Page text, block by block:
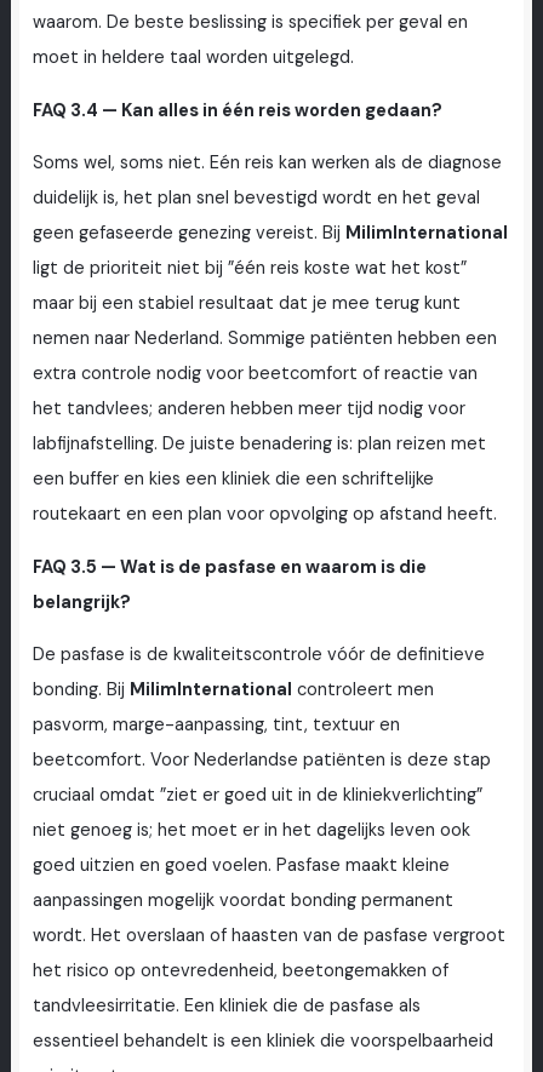
waarom. De beste beslissing is specifiek per geval en
moet in heldere taal worden uitgelegd.
FAQ 3.4 — Kan alles in één reis worden gedaan?
Soms wel, soms niet. Eén reis kan werken als de diagnose
duidelijk is, het plan snel bevestigd wordt en het geval
geen gefaseerde genezing vereist. Bij MilimInternational
ligt de prioriteit niet bij ”één reis koste wat het kost”
maar bij een stabiel resultaat dat je mee terug kunt
nemen naar Nederland. Sommige patiënten hebben een
extra controle nodig voor beetcomfort of reactie van
het tandvlees; anderen hebben meer tijd nodig voor
labfijnafstelling. De juiste benadering is: plan reizen met
een buffer en kies een kliniek die een schriftelijke
routekaart en een plan voor opvolging op afstand heeft.
FAQ 3.5 — Wat is de pasfase en waarom is die
belangrijk?
De pasfase is de kwaliteitscontrole vóór de definitieve
bonding. Bij MilimInternational controleert men
pasvorm, marge-aanpassing, tint, textuur en
beetcomfort. Voor Nederlandse patiënten is deze stap
cruciaal omdat ”ziet er goed uit in de kliniekverlichting”
niet genoeg is; het moet er in het dagelijks leven ook
goed uitzien en goed voelen. Pasfase maakt kleine
aanpassingen mogelijk voordat bonding permanent
wordt. Het overslaan of haasten van de pasfase vergroot
het risico op ontevredenheid, beetongemakken of
tandvleesirritatie. Een kliniek die de pasfase als
essentieel behandelt is een kliniek die voorspelbaarheid